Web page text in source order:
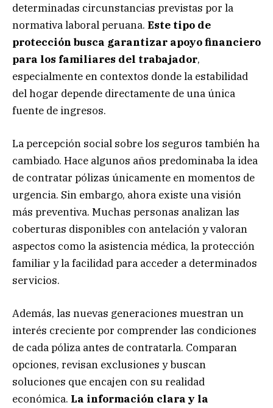
determinadas circunstancias previstas por la
normativa laboral peruana. Este tipo de
protección busca garantizar apoyo financiero
para los familiares del trabajador,
especialmente en contextos donde la estabilidad
del hogar depende directamente de una única
fuente de ingresos.
La percepción social sobre los seguros también ha
cambiado. Hace algunos años predominaba la idea
de contratar pólizas únicamente en momentos de
urgencia. Sin embargo, ahora existe una visión
más preventiva. Muchas personas analizan las
coberturas disponibles con antelación y valoran
aspectos como la asistencia médica, la protección
familiar y la facilidad para acceder a determinados
servicios.
Además, las nuevas generaciones muestran un
interés creciente por comprender las condiciones
de cada póliza antes de contratarla. Comparan
opciones, revisan exclusiones y buscan
soluciones que encajen con su realidad
económica. La información clara y la